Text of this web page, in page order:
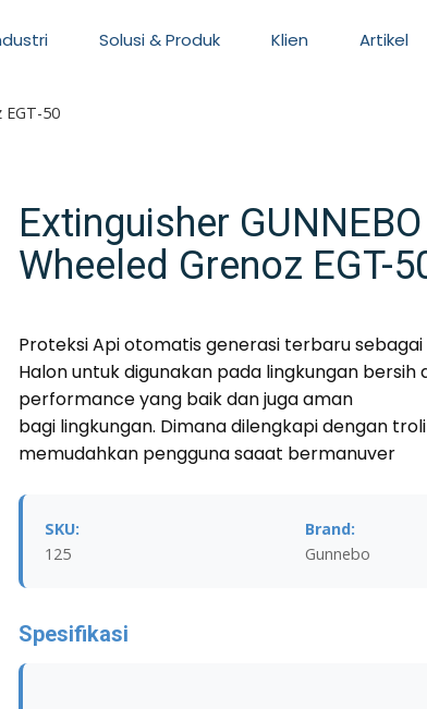
Solusi & Produk Klien Artikel
EGT-50
Extinguisher
Wheeled Grenoz EGT-
Proteksi Api otomatis generasi terbaru
Halon untuk digunakan pada lingkungan bersih
performance yang baik dan juga aman
bagi lingkungan. Dimana dilengkapi dengan
memudahkan pengguna saaat bermanuver
SKU:
125
Brand:
Gunnebo
Spesifikasi